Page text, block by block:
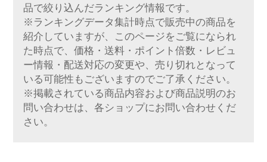
品で絞り込んだランキング情報です。
※ランキングデータ集計時点で販売中の商品を
紹介していますが、このページをご覧になられ
た時点で、価格・送料・ポイント倍数・レビュ
ー情報・配送対応の変更や、売り切れとなって
いる可能性もございますのでご了承ください。
※掲載されている商品内容および商品説明のお
問い合わせは、各ショップにお問い合わせくだ
さい。